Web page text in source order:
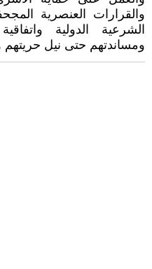
والقرارات العنصرية
الشرعية الدولية
ومساندتهم حتى نيل